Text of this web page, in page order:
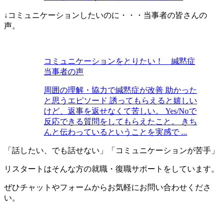
↓コミュニケーションしたいのに・・・当事者の皆さんの
声。
コミュニケーションをとりたい！ 緘黙症
当事者の声
周囲の理解・協力で緘黙症が改善 助かった
と思うエピソード 誘ってもらえると嬉しい
けど、返事を返せなくて苦しい。 Yes/Noで
反応できる質問をしてもらえたこと。 きち
んと伝わっているということを実感で ...
「話したい、でも話せない」「コミュニケーションが苦手」
リスタートはそんな方の就職・復職サポートをしています。
ぜひチャットやフォームからお気軽にお問い合わせくださ
い。